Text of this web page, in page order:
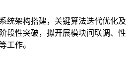
统架构搭建，关键算法迭代优化及
段性突破，拟开展模块间联调、性
工作。